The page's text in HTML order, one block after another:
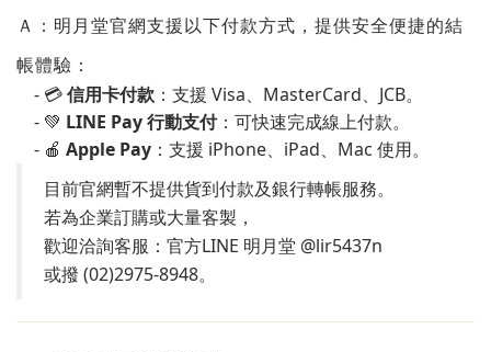
Ａ ： 明月堂官網支援以下付款方式，提供安全便捷的結
帳體驗：
- 💳信用卡付款 ：支援 Visa、MasterCard、JCB。
- 💚 LINE Pay 行動支付：可快速完成線上付款。
- 🍎 Apple Pay ：支援 iPhone、iPad、Mac 使用。
目前官網暫不提供貨到付款及銀行轉帳服務。
若為企業訂購或大量客製，
歡迎洽詢客服：官方LINE 明月堂 @lir5437n
或撥 (02)2975-8948。